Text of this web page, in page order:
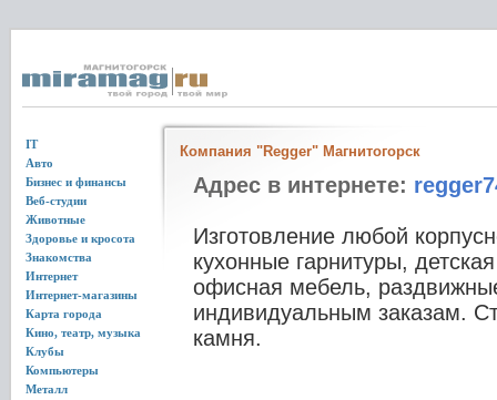
IT
Авто
Бизнес и финансы
Веб-студии
Животные
Здоровье и кросота
Знакомства
Интернет
Интернет-магазины
Карта города
Кино, театр, музыка
Клубы
Компьютеры
Металл
Компания "Regger" Магнитогорск
Адрес в интернете:
Изготовление любой
кухонные гарнитуры,
офисная мебель,
индивидуальным заказам.
камня.